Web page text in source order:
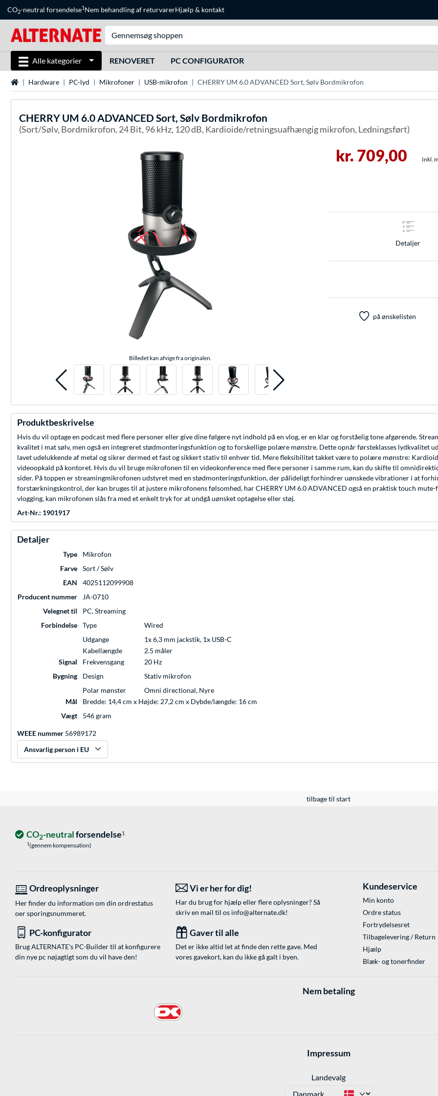
CO2-neutral forsendelse1Nem behandling af returvarerHjælp& kontakt
Alle kategorier RENOVERET PC CONFIGURATOR
StartsideHardware PC-lyd Mikrofoner USB-mikrofon CHERRY UM 6.0 ADVANCED Sort, Sølv Bordmikrofon
CHERRY UM 6.0 ADVANCED Sort, Sølv Bordmikrofon
(Sort/Sølv, Bordmikrofon, 24 Bit, 96 kHz, 120 dB, Kardioide/retningsuafhængig mikrofon, Ledningsført)
Billedet kan afvige fra originalen.
kr. 709,00 Inkl.
Detaljer
på ønskelisten
Produktbeskrivelse
Hvis du vil optage en podcast med flere personer eller give dine følgere nyt indhold på en vlog, er en klar og forståelig tone afgørende.
kvalitet i mat sølv, men også en integreret stødmonteringsfunktion og to forskellige polære mønstre. Dette opnår førsteklasses lydkvalitet
lavet udelukkende af metal og sikrer dermed et fast og sikkert stativ til enhver tid. Mere fleksibilitet takket være to polære mønstre:
videoopkald på kontoret. Hvis du vil bruge mikrofonen til en videokonference med flere personer i samme rum, kan du skifte til
sider. På toppen er streamingmikrofonen udstyret med en stødmonteringsfunktion, der pålideligt forhindrer uønskede vibrationer i at
forstærkningskontrol, der kan bruges til at justere mikrofonens følsomhed, har CHERRY UM 6.0 ADVANCED også en praktisk touch
vlogging, kan mikrofonen slås fra med et enkelt tryk for at undgå uønsket optagelse eller støj.
Art-Nr.: 1901917
Detaljer
Type
Mikrofon
Farve
Sort / Sølv
EAN
4025112099908
Producent nummer
JA-0710
Velegnet til
PC, Streaming
Forbindelse
Type
Wired
Udgange
1x 6,3 mm jackstik, 1x USB-C
Kabellængde
2.5 måler
Signal
Frekvensgang
20 Hz
Bygning
Design
Stativ mikrofon
Polar mønster
Omni directional, Nyre
Mål
Bredde: 14,4 cm x Højde: 27,2 cm x Dybde/længde: 16 cm
Vægt
546 gram
WEEE nummer 56989172
Ansvarlig person i EU
tilbage til start
CO2-neutralforsendelse1
1(gennem kompensation)
Ordreoplysninger
Her finder du information om din ordrestatus
oer sporingsnummeret.
Vi er her for dig!
Har du brug for hjælp eller flere oplysninger? Så
skriv en mail til os info@alternate.dk!
PC-konfigurator
Brug ALTERNATE's PC-Builder til at konfigurere
din nye pc nøjagtigt som du vil have den!
Gaver til alle
Det er ikke altid let at finde den rette gave. Med
vores gavekort, kan du ikke gå galt i byen.
Kundeservice
Min konto
Ordre status
Fortrydelsesret
Tilbagelevering / Return
Hjælp
Blæk- og tonerfinder
Nem betaling
Impressum
Landevalg